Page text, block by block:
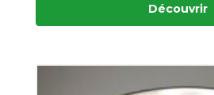
Découvrir